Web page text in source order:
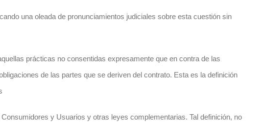
una oleada de pronunciamientos judiciales sobre esta cuestión sin
prácticas no consentidas expresamente que en contra de las
de las partes que se deriven del contrato. Esta es la definición
y Usuarios y otras leyes complementarias. Tal definición, no